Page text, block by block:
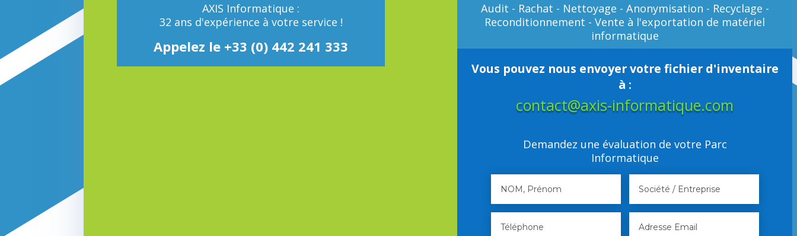
AXIS Informatique :
32 ans d'expérience à votre service !
Appelez le +33 (0) 442 241 333
Audit - Rachat - Nettoyage - Anonymisation - Recyclage -
Reconditionnement - Vente à l'exportation de matériel
informatique
Vous pouvez nous envoyer votre fichier d'inventaire
à :
contact@axis-informatique.com
Demandez une évaluation de votre Parc
Informatique